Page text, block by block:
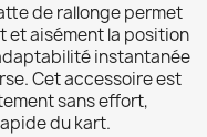
de rallonge permet
et aisément la position
instantanée
Cet accessoire est
sans effort,
du kart.